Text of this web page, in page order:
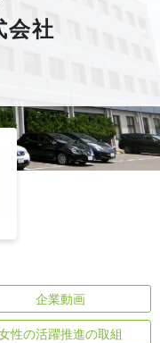
会社
企業動画
性の活躍推進の取組